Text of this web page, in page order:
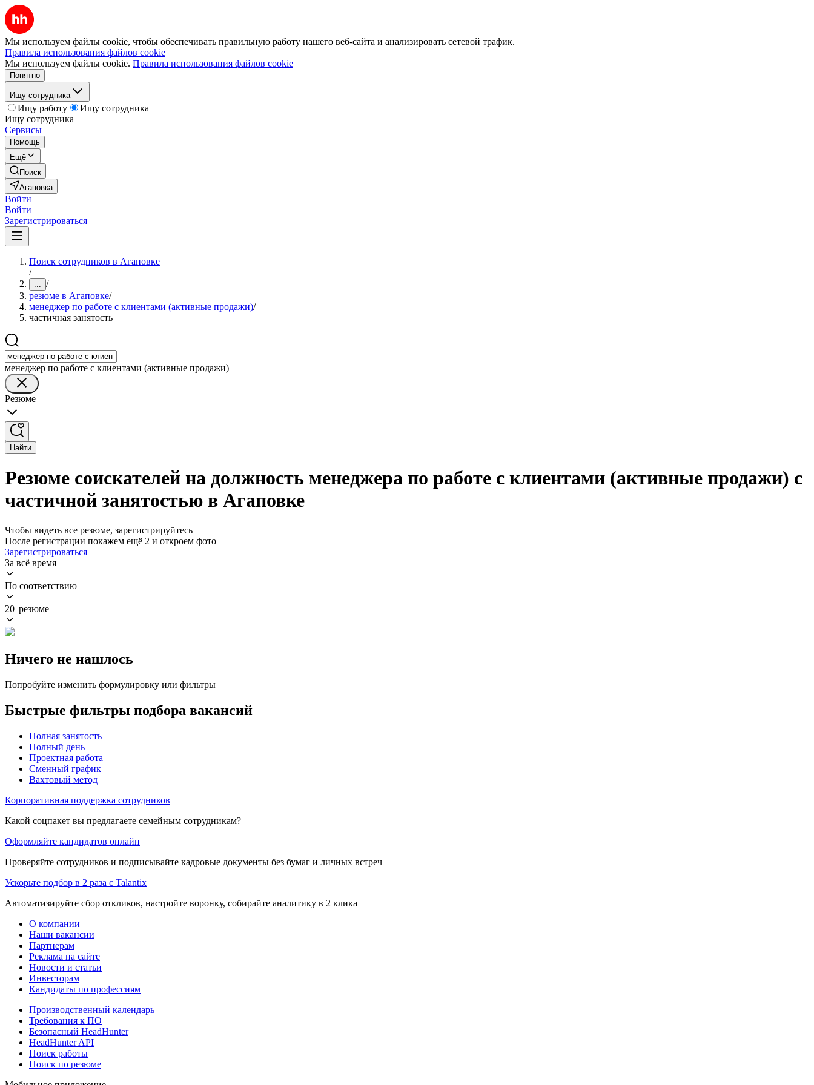
Мы используем файлы cookie, чтобы обеспечивать правильную работу нашего веб-сайта и анализировать сетевой трафик.
Правила использования файлов cookie
Мы используем файлы cookie. Правила использования файлов cookie
Понятно
Ищу сотрудника
Ищу работу
Ищу сотрудника
Ищу сотрудника
Сервисы
Помощь
Ещё
Поиск
Агаповка
Войти
Войти
Зарегистрироваться
Поиск сотрудников в Агаповке
/
... /
резюме в Агаповке/
менеджер по работе с клиентами (активные продажи)/
частичная занятость
менеджер по работе с клиентами (активные продажи)
Резюме
Найти
Резюме соискателей на должность менеджера по работе с клиентами (активные продажи) с
частичной занятостью в Агаповке
Чтобы видеть все резюме, зарегистрируйтесь
После регистрации покажем ещё 2 и откроем фото
Зарегистрироваться
За всё время
По соответствию
20 резюме
Ничего не нашлось
Попробуйте изменить формулировку или фильтры
Быстрые фильтры подбора вакансий
Полная занятость
Полный день
Проектная работа
Сменный график
Вахтовый метод
Корпоративная поддержка сотрудников
Какой соцпакет вы предлагаете семейным сотрудникам?
Оформляйте кандидатов онлайн
Проверяйте сотрудников и подписывайте кадровые документы без бумаг и личных встреч
Ускорьте подбор в 2 раза с Talantix
Автоматизируйте сбор откликов, настройте воронку, собирайте аналитику в 2 клика
О компании
Наши вакансии
Партнерам
Реклама на сайте
Новости и статьи
Инвесторам
Кандидаты по профессиям
Производственный календарь
Требования к ПО
Безопасный HeadHunter
HeadHunter API
Поиск работы
Поиск по резюме